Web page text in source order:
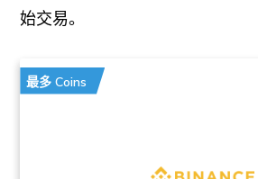
始交易。
最多 Coins